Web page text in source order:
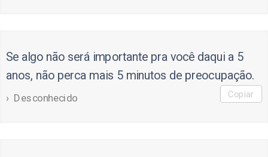
Se algo não será importante pra você daqui a 5
anos, não perca mais 5 minutos de preocupação.
Desconhecido Copiar